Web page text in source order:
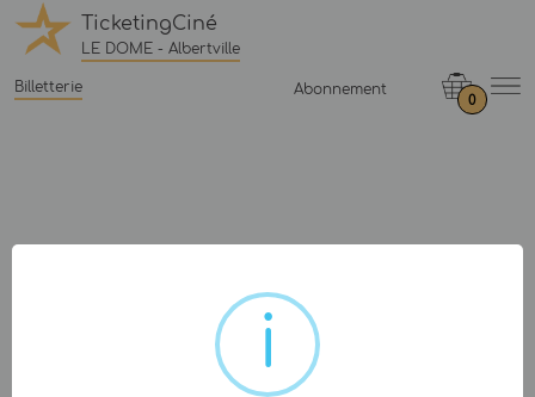
TicketingCiné
LE DOME - Albertville
Billetterie Abonnement
0